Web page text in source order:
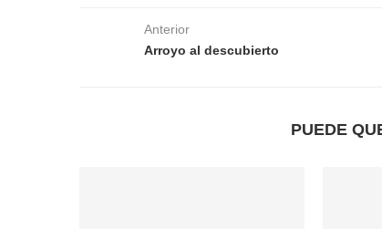
Anterior
Arroyo al descubierto
PUEDE